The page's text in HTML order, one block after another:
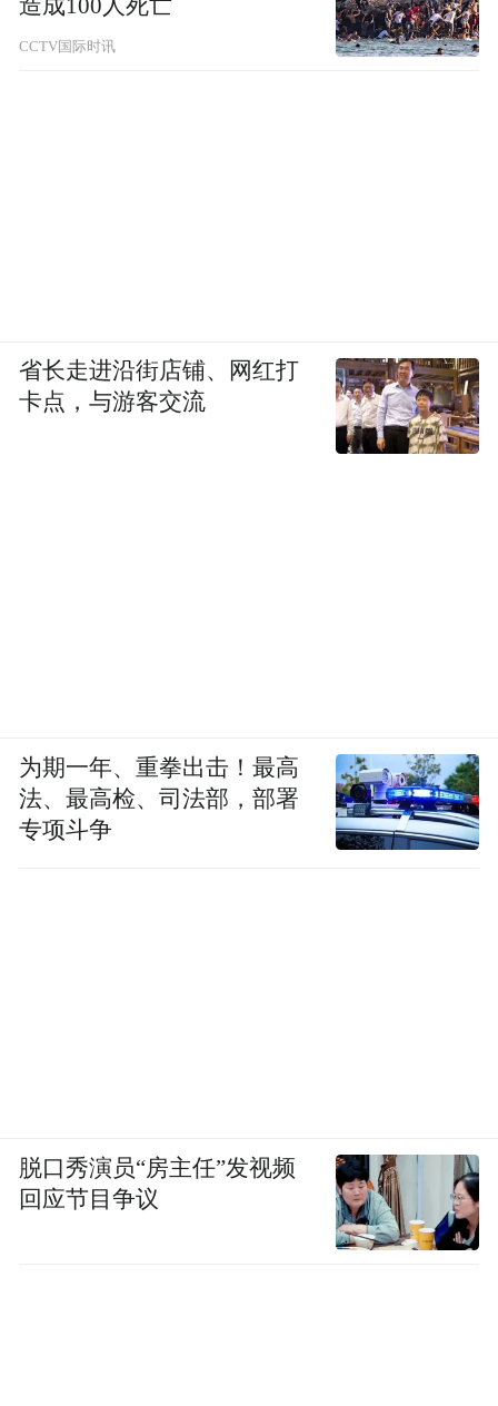
造成100人死亡
CCTV国际时讯
省长走进沿街店铺、网红打
卡点，与游客交流
为期一年、重拳出击！最高
法、最高检、司法部，部署
专项斗争
脱口秀演员“房主任”发视频
回应节目争议